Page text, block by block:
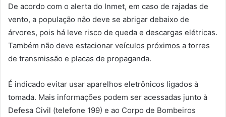
De acordo com o alerta do Inmet, em caso de rajadas de
vento, a população não deve se abrigar debaixo de
árvores, pois há leve risco de queda e descargas elétricas.
Também não deve estacionar veículos próximos a torres
de transmissão e placas de propaganda.
É indicado evitar usar aparelhos eletrônicos ligados à
tomada. Mais informações podem ser acessadas junto à
Defesa Civil (telefone 199) e ao Corpo de Bombeiros